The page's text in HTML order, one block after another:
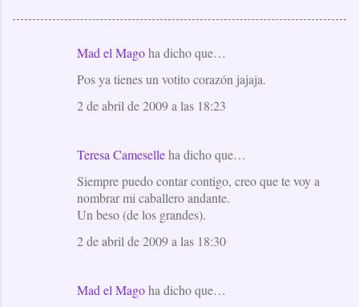
Mad el Magoha dicho que…
Pos ya tienes un votito corazón jajaja.
2 de abril de 2009 a las 18:23
Teresa Cameselleha dicho que…
Siempre puedo contar contigo, creo que te voy a
nombrar mi caballero andante.
Un beso (de los grandes).
2 de abril de 2009 a las 18:30
Mad el Magoha dicho que…